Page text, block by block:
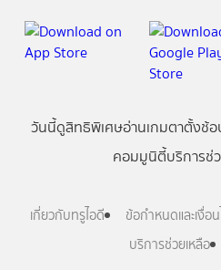
วันนี้ดูสิทธิพิเศษอ่านเกมตาตั้งช้
คอมมูนิตี้บริการช่
เกี่ยวกับทรูไอดี ข้อกำหนดและเงื่อน
บริการช่วยเหลือ